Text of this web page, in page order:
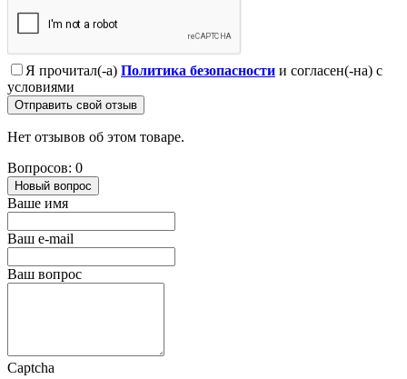
Я прочитал(-а) Политика безопасности и согласен(-на) с
условиями
Отправить свой отзыв
Нет отзывов об этом товаре.
Вопросов: 0
Новый вопрос
Ваше имя
Ваш e-mail
Ваш вопрос
Captcha